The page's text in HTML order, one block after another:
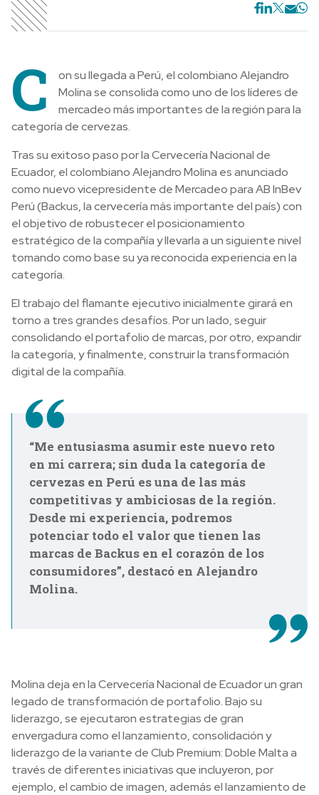
C
on su llegada a Perú, el colombiano Alejandro
Molina se consolida como uno de los líderes de
mercadeo más importantes de la región para la
categoría de cervezas.
Tras su exitoso paso por la Cervecería Nacional de
Ecuador, el colombiano Alejandro Molina es anunciado
como nuevo vicepresidente de Mercadeo para AB InBev
Perú (Backus, la cervecería más importante del país) con
el objetivo de robustecer el posicionamiento
estratégico de la compañía y llevarla a un siguiente nivel
tomando como base su ya reconocida experiencia en la
categoría.
El trabajo del flamante ejecutivo inicialmente girará en
torno a tres grandes desafíos. Por un lado, seguir
consolidando el portafolio de marcas, por otro, expandir
la categoría, y finalmente, construir la transformación
digital de la compañía.
“Me entusiasma asumir este nuevo reto
en mi carrera; sin duda la categoría de
cervezas en Perú es una de las más
competitivas y ambiciosas de la región.
Desde mi experiencia, podremos
potenciar todo el valor que tienen las
marcas de Backus en el corazón de los
consumidores”, destacó en Alejandro
Molina.
Molina deja en la Cervecería Nacional de Ecuador un gran
legado de transformación de portafolio. Bajo su
liderazgo, se ejecutaron estrategias de gran
envergadura como el lanzamiento, consolidación y
liderazgo de la variante de Club Premium: Doble Malta a
través de diferentes iniciativas que incluyeron, por
ejemplo, el cambio de imagen, además el lanzamiento de